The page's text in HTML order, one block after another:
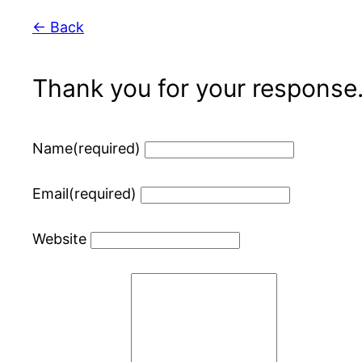
← Back
Thank you for your
Name(required)
Email(required)
Website